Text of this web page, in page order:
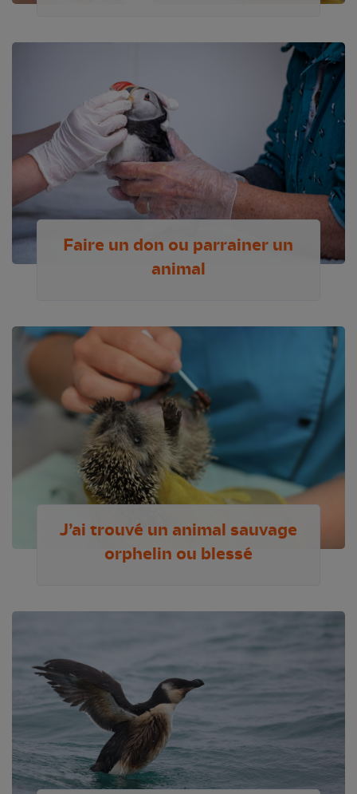
Faire un don ou parrainer un
animal
J’ai trouvé un animal sauvage
orphelin ou blessé